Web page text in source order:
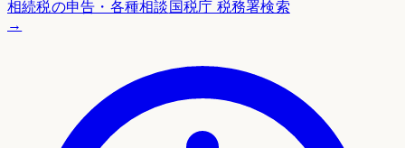
相続税の申告・各種相談 国税庁 税務署検索
→